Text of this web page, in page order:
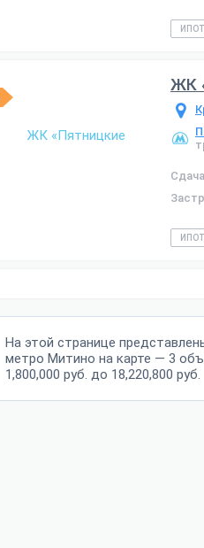
ЖК
На этой странице
метро Митино на карте — 3
1,800,000 руб. до 18,220,800 руб.